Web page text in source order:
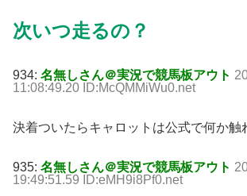
次いつ走るの？
934: 名無しさん＠実況で競馬板アウト
11:08:49.20 ID:McQMMiWu0.net
決着ついたらキャロットは公式で何か触
935: 名無しさん＠実況で競馬板アウト
19:49:51.59 ID:eMH9i8Pf0.net